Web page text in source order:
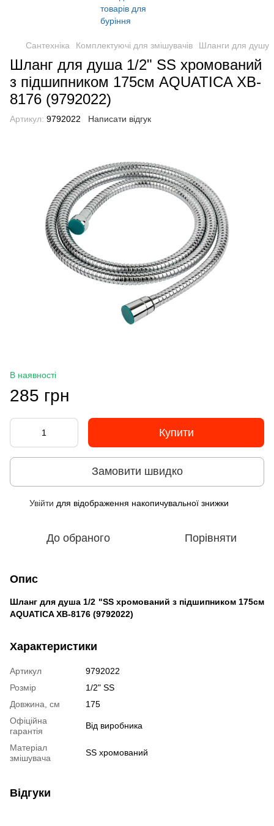
Сантехніка Комплектуючі для змішувачів Шланги для душу
Шланг для душа 1/2" SS хромований
з підшипником 175см AQUATICA XB-
8176 (9792022)
Артикул: 9792022 Написати відгук
В наявності
285 грн
Купити
Замовити швидко
Увійти для відображення накопичувальної знижки
До обраного Порівняти
Опис
Шланг для душа 1/2 "SS хромований з підшипником 175см
AQUATICA XB-8176 (9792022)
Характеристики
Артикул
9792022
Розмір
1/2" SS
Довжина, см
175
Офіційна
гарантія
Від виробника
Матеріал
змішувача
SS хромований
Відгуки